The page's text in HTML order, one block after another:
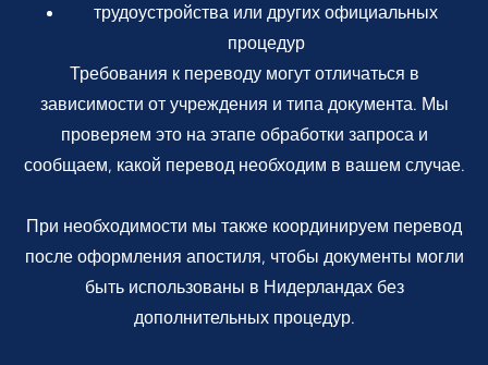
трудоустройства или других официальных
процедур
Требования к переводу могут отличаться в
зависимости от учреждения и типа документа. Мы
проверяем это на этапе обработки запроса и
сообщаем, какой перевод необходим в вашем случае.
При необходимости мы также координируем перевод
после оформления апостиля, чтобы документы могли
быть использованы в Нидерландах без
дополнительных процедур.